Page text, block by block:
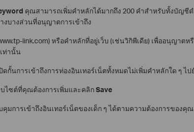
คุณสามารถเพิ่มคำหลักได้มากถึง 200 คำสำหรับทั้งบัญ
งบางส่วนที่อนุญาตการเข้าถึง
link.com) หรือคำหลักที่อยู่เว็บ (เช่นวิกิพีเดีย) เพื่ออนุญาตห
ท่านั้น
กั้นการเข้าถึงการท่องอินเทอร์เน็ตทั้งหมดไม่เพิ่มคำหลักใด ๆ ไป
บไซต์ที่คุณต้องการเพิ่มและคลิกSave
การเข้าถึงอินเทอร์เน็ตของเด็ก ๆ ได้ตามความต้องการของคุณ